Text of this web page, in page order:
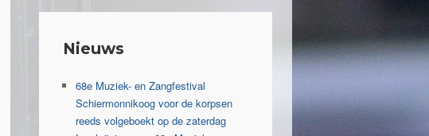
Nieuws
68e Muziek- en Zangfestival
Schiermonnikoog voor de korpsen
reeds volgeboekt op de zaterdag